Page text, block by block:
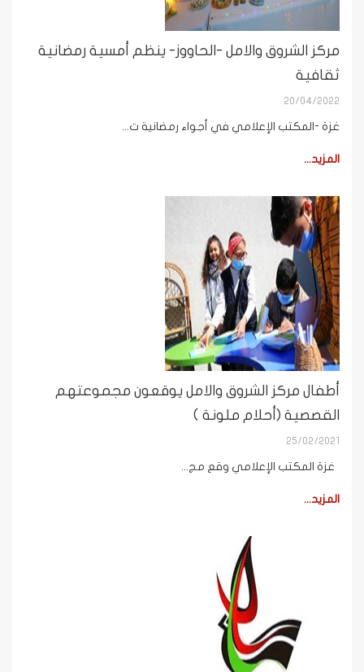
مركز الشروق والامل -الحاووز- ينظم أمسية رمضانية
ثقافية
20/04/2022
غزة -المكتب الإعلامي في أجواء رمضانية ت...
المزيد...
أطفال مركز الشروق والامل يوقعون مجموعتهم
القصصية (أحلام ملونة )
25/02/2021
غزة المكتب الإعلامي وقع مج...
المزيد...